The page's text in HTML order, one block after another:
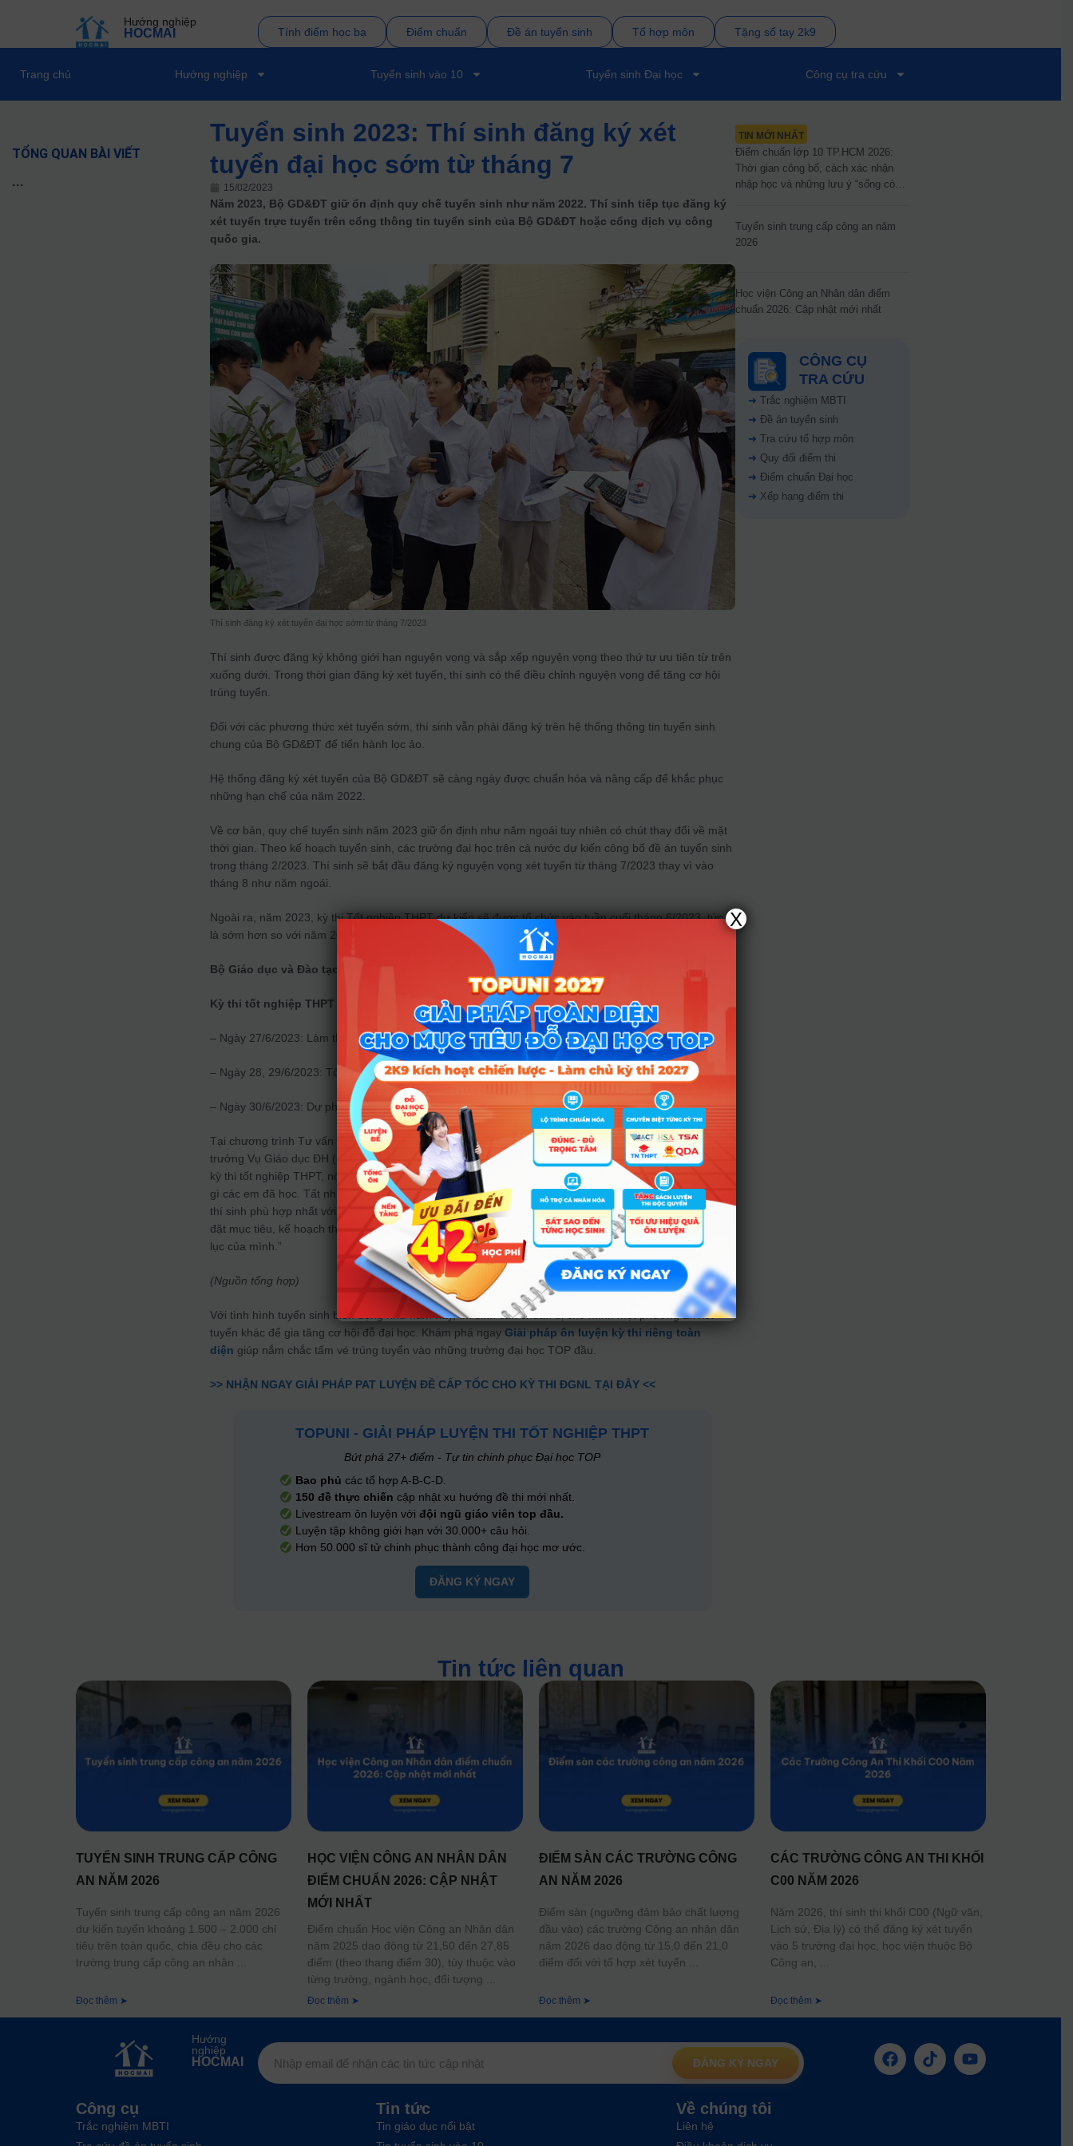
Hướng nghiệp
HOCMAI Tính điểm học bạ Điểm chuẩn Đề án tuyển sinh Tổ hợp môn Tặng sổ tay 2k9
Trang chủ Hướng nghiệp Tuyển sinh vào 10 Tuyển sinh Đại học Công cụ tra cứu
TỔNG QUAN BÀI VIẾT
...
Tuyển sinh 2023: Thí sinh đăng ký xét
tuyển đại học sớm từ tháng 7
15/02/2023
Năm 2023, Bộ GD&ĐT giữ ổn định quy chế tuyển sinh như năm 2022. Thí sinh tiếp tục đăng ký
xét tuyển trực tuyến trên cổng thông tin tuyển sinh của Bộ GD&ĐT hoặc cổng dịch vụ công
quốc gia.
Thí sinh đăng ký xét tuyển đại học sớm từ tháng 7/2023
Thí sinh được đăng ký không giới hạn nguyện vọng và sắp xếp nguyện vọng theo thứ tự ưu tiên từ trên
xuống dưới. Trong thời gian đăng ký xét tuyển, thí sinh có thể điều chỉnh nguyện vọng để tăng cơ hội
trúng tuyển.
Đối với các phương thức xét tuyển sớm, thí sinh vẫn phải đăng ký trên hệ thống thông tin tuyển sinh
chung của Bộ GD&ĐT để tiến hành lọc ảo.
Hệ thống đăng ký xét tuyển của Bộ GD&ĐT sẽ càng ngày được chuẩn hóa và nâng cấp để khắc phục
những hạn chế của năm 2022.
Về cơ bản, quy chế tuyển sinh năm 2023 giữ ổn định như năm ngoái tuy nhiên có chút thay đổi về mặt
thời gian. Theo kế hoạch tuyển sinh, các trường đại học trên cả nước dự kiến công bố đề án tuyển sinh
trong tháng 2/2023. Thí sinh sẽ bắt đầu đăng ký nguyện vọng xét tuyển từ tháng 7/2023 thay vì vào
tháng 8 như năm ngoái.
Ngoài ra, năm 2023, kỳ thi Tốt nghiệp THPT dự kiến sẽ được tổ chức vào tuần cuối tháng 6/2023, tức
là sớm hơn so với năm 2022 khoảng 2 tuần.
Bộ Giáo dục và Đào tạo công bố lịch thi tốt nghiệp THPT năm 2023.
Kỳ thi tốt nghiệp THPT năm 2023 được tổ chức vào các ngày 27, 28, 29, 30/6/2023.
– Ngày 27/6/2023: Làm thủ tục dự thi;
– Ngày 28, 29/6/2023: Tổ chức coi thi;
– Ngày 30/6/2023: Dự phòng.
Tại chương trình Tư vấn mùa thi năm 2023 tổ chức ngày 18/2/2023, PGS.TS Nguyễn Thu Thủy, Vụ
trưởng Vụ Giáo dục ĐH (Bộ GD&ĐT) cũng chia sẻ về mức độ đề thi năm nay, cụ thể: “Với mục tiêu của
kỳ thi tốt nghiệp THPT, nội dung đề thi sẽ chỉ tập trung vào chương trình THPT, không thi ngoài những
gì các em đã học. Tất nhiên, đề thi sẽ có tính phân loại, phân hóa để các trường chọn lọc được những
thí sinh phù hợp nhất với chương trình đào tạo của nhà trường. Các em hãy yên tâm dành hết tâm sức,
đặt mục tiêu, kế hoạch thì không lo gì về kỳ thi sắp tới quá nhiều. Cố gắng ôn tập, giữ gìn sức khỏe, thể
lục của mình.”
(Nguồn tổng hợp)
Với tình hình tuyển sinh biến động như năm nay, thí sinh cần chuẩn bị cho mình một phương án xét
tuyển khác để gia tăng cơ hội đỗ đại học. Khám phá ngayGiải pháp ôn luyện kỳ thi riêng toàn
diện giúp nắm chắc tấm vé trúng tuyển vào những trường đại học TOP đầu.
>> NHẬN NGAY GIẢI PHÁP PAT LUYỆN ĐỀ CẤP TỐC CHO KỲ THI ĐGNL TẠI ĐÂY <<
TOPUNI - GIẢI PHÁP LUYỆN THI TỐT NGHIỆP THPT
Bứt phá 27+ điểm - Tự tin chinh phục Đại học TOP
Bao phủ các tổ hợp A-B-C-D.
150 đề thực chiến cập nhật xu hướng đề thi mới nhất.
Livestream ôn luyện với đội ngũ giáo viên top đầu.
Luyện tập không giới hạn với 30.000+ câu hỏi.
Hơn 50.000 sĩ tử chinh phục thành công đại học mơ ước.
ĐĂNG KÝ NGAY
TIN MỚI NHẤT
Điểm chuẩn lớp 10 TP.HCM 2026:
Thời gian công bố, cách xác nhận
nhập học và những lưu ý “sống còn”
Tuyển sinh trung cấp công an năm
2026
Học viện Công an Nhân dân điểm
chuẩn 2026: Cập nhật mới nhất
CÔNG CỤ
TRA CỨU
➜ Trắc nghiệm MBTI
➜ Đề án tuyển sinh
➜ Tra cứu tổ hợp môn
➜ Quy đổi điểm thi
➜ Điểm chuẩn Đại học
➜ Xếp hạng điểm thi
Tin tức liên quan
TUYỂN SINH TRUNG CẤP CÔNG
AN NĂM 2026
Tuyển sinh trung cấp công an năm 2026
dự kiến tuyển khoảng 1.500 – 2.000 chỉ
tiêu trên toàn quốc, chia đều cho các
trường trung cấp công an nhân
Đọc thêm ➤
HỌC VIỆN CÔNG AN NHÂN DÂN
ĐIỂM CHUẨN 2026: CẬP NHẬT
MỚI NHẤT
Điểm chuẩn Học viện Công an Nhân dân
năm 2025 dao động từ 21,50 đến 27,85
điểm (theo thang điểm 30), tùy thuộc vào
từng trường, ngành học, đối tượng
Đọc thêm ➤
ĐIỂM SÀN CÁC TRƯỜNG CÔNG
AN NĂM 2026
Điểm sàn (ngưỡng đảm bảo chất lượng
đầu vào) các trường Công an nhân dân
năm 2026 dao động từ 15,0 đến 21,0
điểm đối với tổ hợp xét tuyển
Đọc thêm ➤
CÁC TRƯỜNG CÔNG AN THI KHỐI
C00 NĂM 2026
Năm 2026, thí sinh thi khối C00 (Ngữ văn,
Lịch sử, Địa lý) có thể đăng ký xét tuyển
vào 5 trường đại học, học viện thuộc Bộ
Công an,
Đọc thêm ➤
Hướng
nghiệp
HOCMAI ĐĂNG KÝ NGAY
Công cụ
Trắc nghiệm MBTI
Tin tức
Tin giáo dục nổi bật
Về chúng tôi
Liên hệ
X